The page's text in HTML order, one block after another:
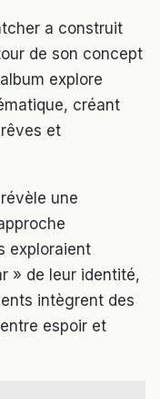
a construit
de son concept
explore
créant
et
une
exploraient
» de leur identité,
intègrent des
espoir et